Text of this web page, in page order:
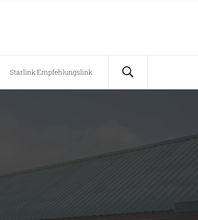
Starlink Empfehlungslink